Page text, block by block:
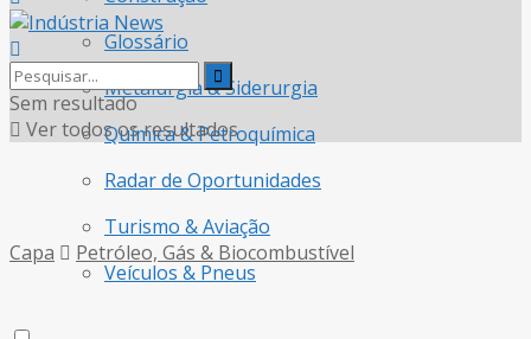
Glossário
Metalurgia & Siderurgia
Química & Petroquímica
Radar de Oportunidades
Turismo & Aviação
Veículos & Pneus
Sem resultado
Ver todos os resultados
Capa Petróleo, Gás & Biocombustível